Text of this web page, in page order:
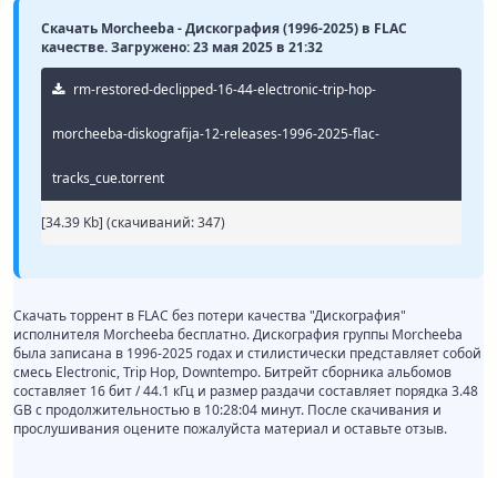
Скачать Morcheeba - Дискография (1996-2025) в FLAC
качестве. Загружено: 23 мая 2025 в 21:32
rm-restored-declipped-16-44-electronic-trip-hop-
morcheeba-diskografija-12-releases-1996-2025-flac-
tracks_cue.torrent
[34.39 Kb] (cкачиваний: 347)
Скачать торрент в FLAC без потери качества "Дискография"
исполнителя Morcheeba бесплатно. Дискография группы Morcheeba
была записана в 1996-2025 годах и стилистически представляет собой
смесь Electronic, Trip Hop, Downtempo. Битрейт сборника альбомов
составляет 16 бит / 44.1 кГц и размер раздачи составляет порядка 3.48
GB с продолжительностью в 10:28:04 минут. После скачивания и
прослушивания оцените пожалуйста материал и оставьте отзыв.